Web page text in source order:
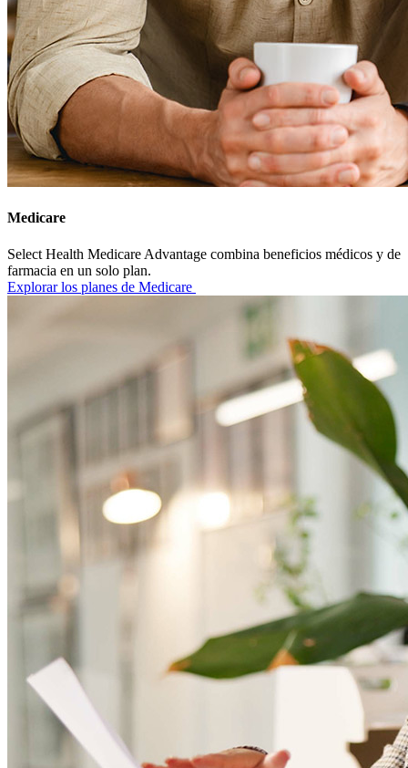
Medicare
Select Health Medicare Advantage combina beneficios médicos y de
farmacia en un solo plan.
Explorar los planes de Medicare